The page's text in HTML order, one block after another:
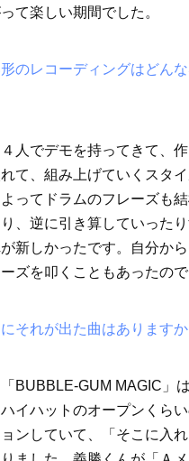
て楽しい期間でした。
のレコーディングはどんな
４人でデモを持ってきて、
て、組み上げていくスタ
ってドラムのフレーズも
、逆に引き算していった
新しかったです。自分か
ズを叩くこともあったので
れが出た曲はありますか
「BUBBLE-GUM MAGIC」
イハットのオープンくら
ンしていて、「そこに入